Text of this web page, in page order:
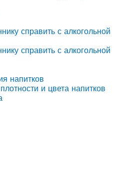
справить с алкогольной
справить с алкогольной
напитков
и цвета напитков